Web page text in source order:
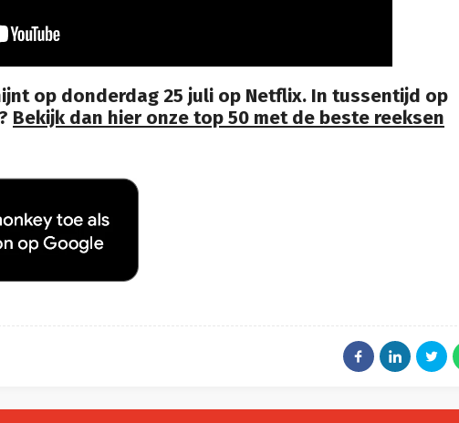
op donderdag 25 juli op Netflix. In tussentijd op
Bekijk dan hier onze top 50 met de beste reeksen